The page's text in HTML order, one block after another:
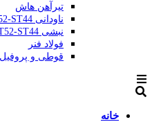
تیرآهن هاش
ناودانی ST52-ST44
نبشی ST52-ST44
فولاد فنر
قوطی و
خانه